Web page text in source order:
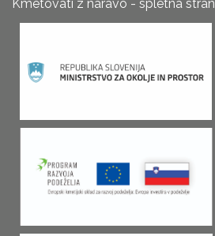
Kmetovati z naravo - spletna stran